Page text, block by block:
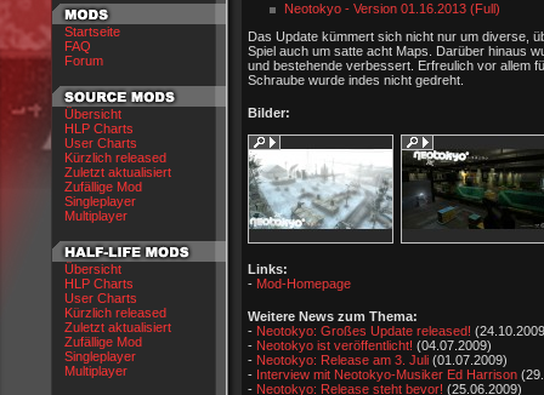
Startseite
FAQ
Forum
Übersicht
HLP Charts
User Charts
Kürzlich released
Zuletzt aktualisiert
Zufällige Mod
Singleplayer
Multiplayer
Übersicht
HLP Charts
User Charts
Kürzlich released
Zuletzt aktualisiert
Zufällige Mod
Singleplayer
Multiplayer
Neotokyo - Version 01.16.2013 (Full)
Das Update kümmert sich nicht nur um diverse,
Spiel auch um satte acht Maps. Darüber hinaus
und bestehende verbessert. Erfreulich vor allem
Schraube wurde indes nicht gedreht.
Bilder:
Links:
- Mod-Homepage
Weitere News zum Thema:
- Neotokyo: Großes Update released!
- Neotokyo ist veröffentlicht! (04.07.2009)
- Neotokyo: Release am 3. Juli (01.07.2009)
- Interview mit Neotokyo-Musiker Ed Harrison
- Neotokyo: Release steht bevor! (25.06.2009)